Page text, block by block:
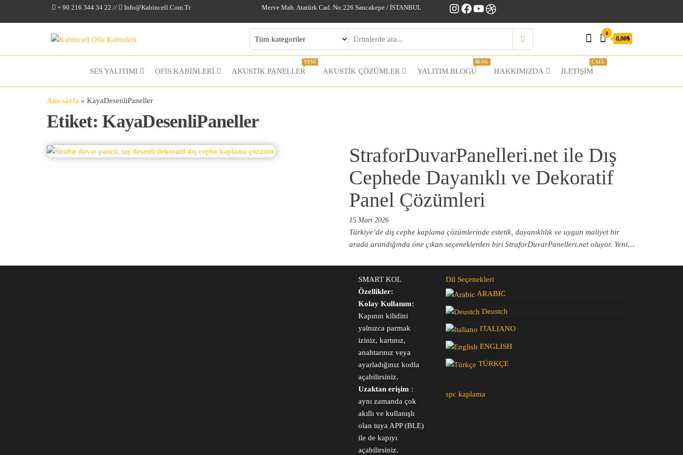
+ 90 216 344 34 22 // Info@kabincell.com.tr Merve Mah. Atatürk Cad. No:226 Sancakepe / İSTANBUL Instagram
Facebook
YouTube
Dribbble
Ofis
Kabinleri
0
0,00₺
SES YALITIMI OFİS KABİNLERİ AKUSTİK PANELLER
YENİ
AKUSTIK ÇÖZÜMLER YALITIM BLOGU
BLOG
HAKKIMIZDA İLETIŞIM
CALL
Ana sayfa » KayaDesenliPaneller
Etiket:KayaDesenliPaneller
StraforDuvarPanelleri.net ile Dış
Cephede Dayanıklı ve Dekoratif
Panel Çözümleri
15 Mart 2026
Türkiye’de dış cephe kaplama çözümlerinde estetik, dayanıklılık ve uygun maliyet bir
arada arandığında öne çıkan seçeneklerden biri StraforDuvarPanelleri.net oluyor. Yeni…
SMART KOL
Özellikler:
Kolay Kullanım:
Kapının kilidini
yalnızca parmak
iziniz, kartınız,
anahtarınız veya
ayarladığınız kodla
açabilirsiniz.
Uzaktan erişim :
aynı zamanda çok
akıllı ve kullanışlı
olan tuya APP (BLE)
ile de kapıyı
açabilirsiniz.
Dil Seçenekleri
ARABIC
Deustch
ITALIANO
ENGLISH
TÜRKÇE
spc kaplama